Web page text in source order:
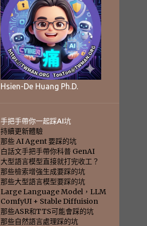
Hsien-De Huang Ph.D.
手把手帶你一起踩AI坑
持續更新體驗
那些 AI Agent 要踩的坑
白話文手把手帶你科普 GenAI
大型語言模型直接就打完收工？
那些檢索增強生成要踩的坑
那些大型語言模型要踩的坑
Large Language Model，LLM
ComfyUI + Stable Diffuision
那些ASR和TTS可能會踩的坑
那些自然語言處理踩的坑